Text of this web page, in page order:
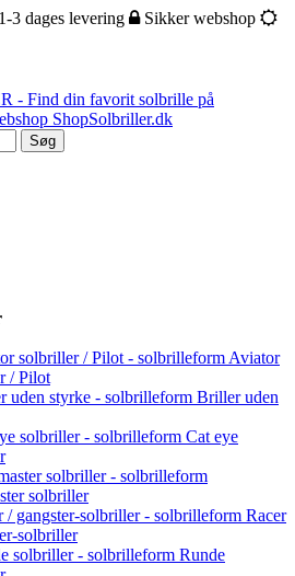
1-3 dages levering
Sikker webshop
Søg
Aviator
/ Pilot
Briller uden
Cat eye
solbriller
Racer
solbriller
Runde